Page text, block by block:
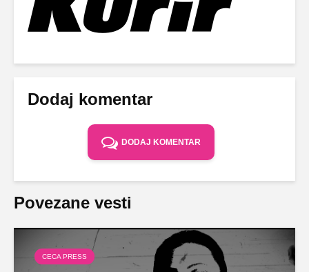
Dodaj komentar
DODAJ KOMENTAR
Povezane vesti
CECA PRESS